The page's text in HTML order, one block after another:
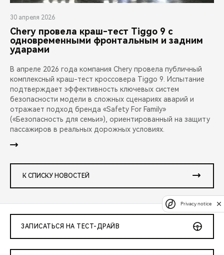
30 апреля 2026
Chery провела краш-тест Tiggo 9 с
одновременными фронтальным и задним
ударами
В апреле 2026 года компания Chery провела публичный
комплексный краш-тест кроссовера Tiggo 9. Испытание
подтверждает эффективность ключевых систем
безопасности модели в сложных сценариях аварий и
отражает подход бренда «Safety For Family»
(«Безопасность для семьи»), ориентированный на защиту
пассажиров в реальных дорожных условиях.
К СПИСКУ НОВОСТЕЙ
ЗАПИСАТЬСЯ НА ТЕСТ-ДРАЙВ
Privacy notice